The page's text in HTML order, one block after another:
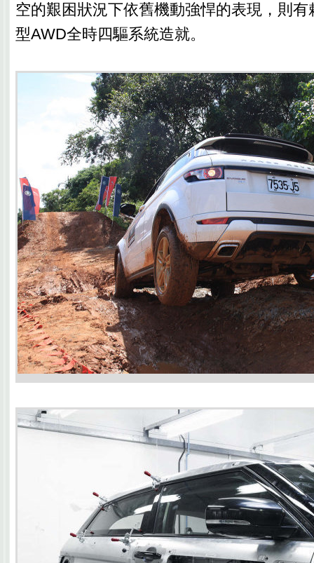
空的艱困狀況下依舊機動強悍的表現，則
型AWD全時四驅系統造就。